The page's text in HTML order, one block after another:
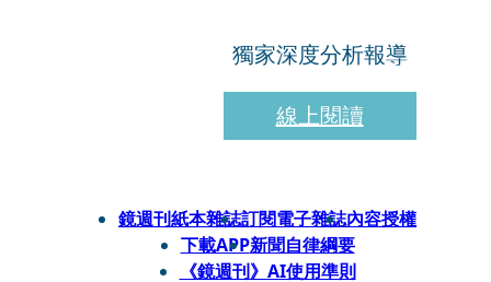
獨家深度分析報導
線上閱讀
鏡週刊紙本雜誌訂閱電子雜誌內容授權
下載APP新聞自律綱要
《鏡週刊》AI使用準則